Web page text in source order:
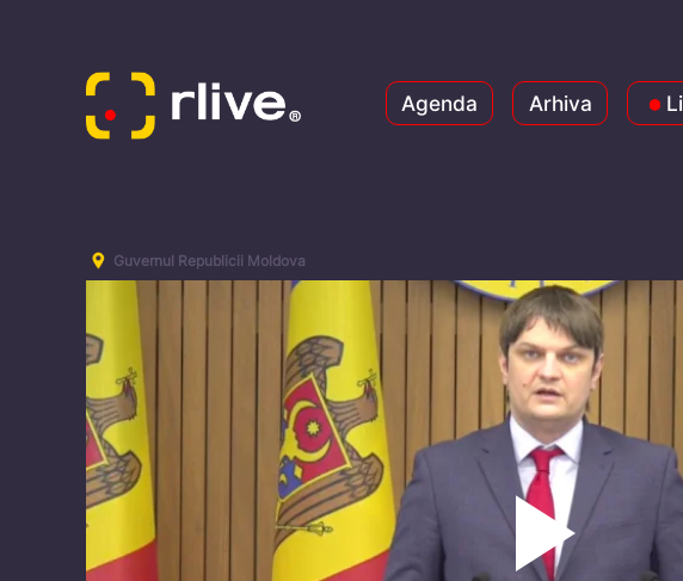
Agenda Arhiva
Guvernul Republicii Moldova